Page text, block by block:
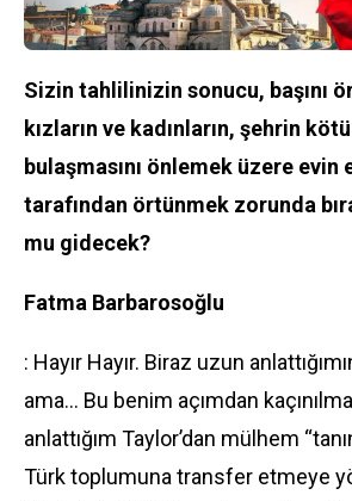
Sizin tahlilinizin sonucu, başını
kızların ve kadınların, şehrin
bulaşmasını önlemek üzere evin
tarafından örtünmek zorunda
mu gidecek?
Fatma Barbarosoğlu
: Hayır Hayır. Biraz uzun
ama... Bu benim açımdan
anlattığım Taylor’dan mülhem
Türk toplumuna transfer etmeye